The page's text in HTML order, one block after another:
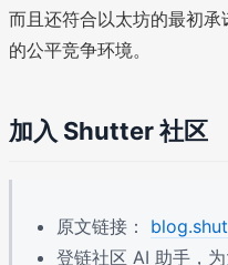
而且还符合以太坊的最初
的公平竞争环境。
加入 Shutter 社区
原文链接：
登链社区 AI 助手，